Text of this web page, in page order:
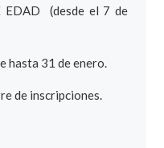
EDAD (desde el 7 de
hasta 31 de enero.
de inscripciones.